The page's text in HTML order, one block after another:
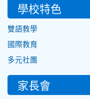
學校特色
雙語教學
國際教育
多元社團
家長會